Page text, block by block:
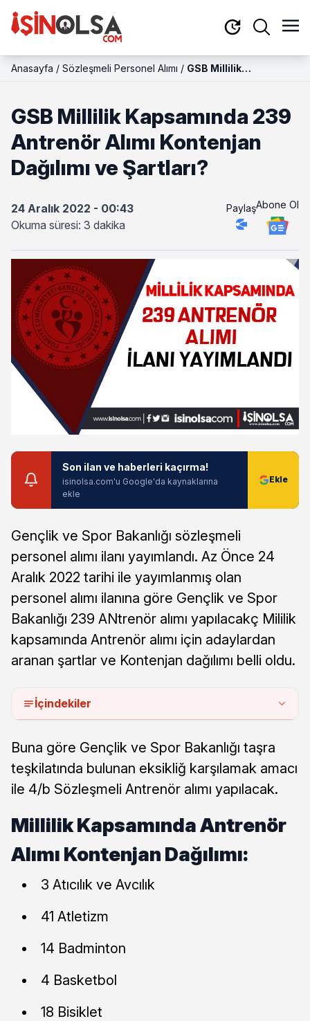
Anasayfa / Sözleşmeli Personel Alımı / GSB Millilik
Kontenjan Dağılımı ve
Şartları?
GSB Millilik Kapsamında 239
Antrenör Alımı Kontenjan
Dağılımı ve Şartları?
24 Aralık 2022 - 00:43
Okuma süresi: 3 dakika
PaylaşAbone Ol
Son ilan ve haberleri kaçırma!
isinolsa.com'u Google'da kaynaklarına
ekle
Gençlik ve Spor Bakanlığı sözleşmeli
personel alımı ilanı yayımlandı. Az Önce 24
Aralık 2022 tarihi ile yayımlanmış olan
personel alımı ilanına göre Gençlik ve Spor
Bakanlığı 239 ANtrenör alımı yapılacakç Mililik
kapsamında Antrenör alımı için adaylardan
aranan şartlar ve Kontenjan dağılımı belli oldu.
İçindekiler
Buna göre Gençlik ve Spor Bakanlığı taşra
teşkilatında bulunan eksikliğ karşılamak amacı
ile 4/b Sözleşmeli Antrenör alımı yapılacak.
Millilik Kapsamında Antrenör
Alımı Kontenjan Dağılımı:
3 Atıcılık ve Avcılık
41 Atletizm
14 Badminton
4 Basketbol
18 Bisiklet